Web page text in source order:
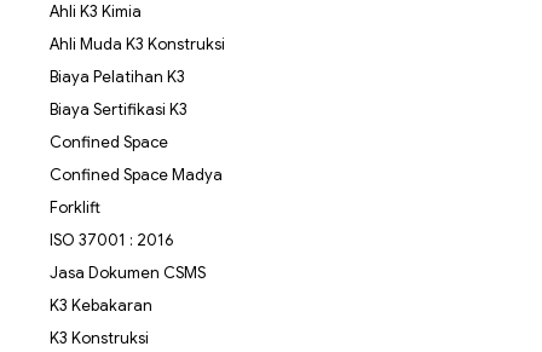
Ahli K3 Kimia
Ahli Muda K3 Konstruksi
Biaya Pelatihan K3
Biaya Sertifikasi K3
Confined Space
Confined Space Madya
Forklift
ISO 37001 : 2016
Jasa Dokumen CSMS
K3 Kebakaran
K3 Konstruksi